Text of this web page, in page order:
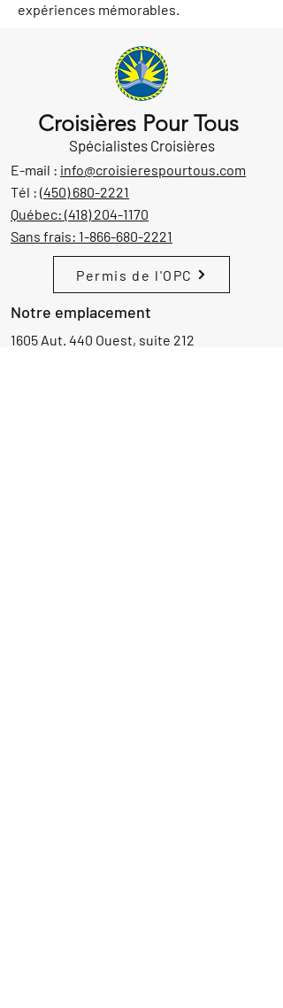
expériences mémorables.
Croisières Pour Tous
Spécialistes Croisières
E-mail : info@croisierespourtous.com
Tél : (450) 680-2221
Québec: (418) 204-1170
Sans frais: 1-866-680-2221
Permis de l'OPC
Notre emplacement
1605 Aut. 440 Ouest, suite 212